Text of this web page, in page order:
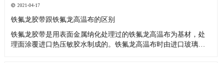
附，耐腐蚀和耐高温表面处理。它用于包装，热塑性塑料，复合
材料，密封和热封，电子
2021-04-17
铁氟龙胶带跟铁氟龙高温布的区别
铁氟龙胶带是用表面金属纳化处理过的铁氟龙高温布为基材，处
理面涂覆进口热压敏胶水制成的。铁氟龙高温布时由进口玻璃纤